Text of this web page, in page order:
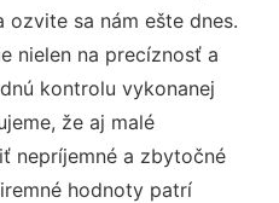
ozvite sa nám ešte dnes.
nielen na precíznosť a
kontrolu vykonanej
že aj malé
nepríjemné a zbytočné
hodnoty patrí